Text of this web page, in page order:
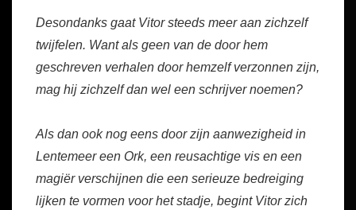
Desondanks gaat Vitor steeds meer aan zichzelf
twijfelen. Want als geen van de door hem
geschreven verhalen door hemzelf verzonnen zijn,
mag hij zichzelf dan wel een schrijver noemen?
Als dan ook nog eens door zijn aanwezigheid in
Lentemeer een Ork, een reusachtige vis en een
magiër verschijnen die een serieuze bedreiging
lijken te vormen voor het stadje, begint Vitor zich